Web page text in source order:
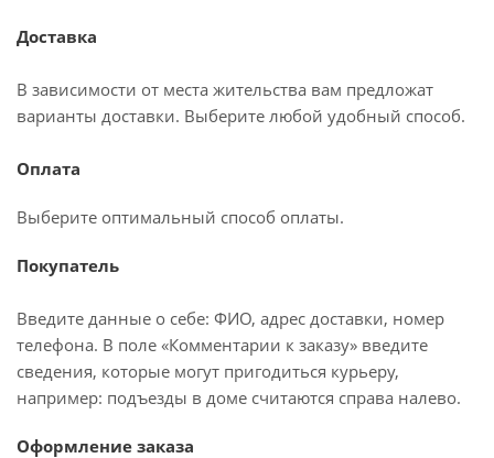
Доставка
В зависимости от места жительства вам предложат
варианты доставки. Выберите любой удобный способ.
Оплата
Выберите оптимальный способ оплаты.
Покупатель
Введите данные о себе: ФИО, адрес доставки, номер
телефона. В поле «Комментарии к заказу» введите
сведения, которые могут пригодиться курьеру,
например: подъезды в доме считаются справа налево.
Оформление заказа